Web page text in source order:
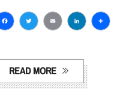
Facebook
Twitter
Email
READ MORE